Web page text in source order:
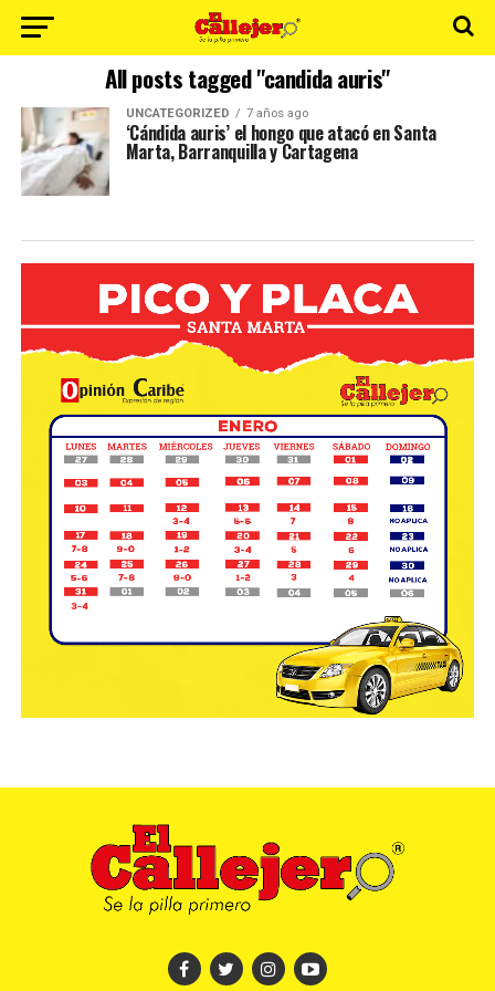
All posts tagged "candida auris"
UNCATEGORIZED 7 años ago
‘Cándida auris’ el hongo que atacó en Santa
Marta, Barranquilla y Cartagena